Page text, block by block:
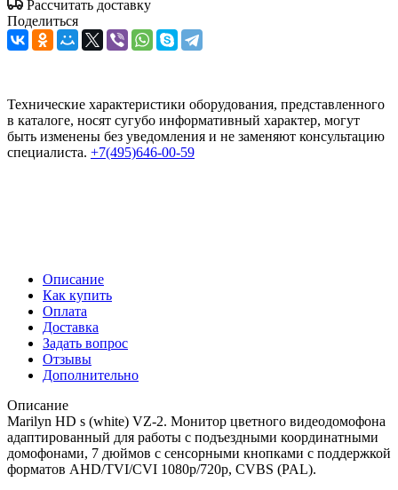
Рассчитать доставку
Поделиться
Технические характеристики оборудования, представленного
в каталоге, носят сугубо информативный характер, могут
быть изменены без уведомления и не заменяют консультацию
специалиста. +7(495)646-00-59
Описание
Как купить
Оплата
Доставка
Задать вопрос
Отзывы
Дополнительно
Описание
Marilyn HD s (white) VZ-2. Монитор цветного видеодомофона
адаптированный для работы с подъездными координатными
домофонами, 7 дюймов с сенсорными кнопками с поддержкой
форматов AHD/TVI/CVI 1080p/720p, CVBS (PAL).